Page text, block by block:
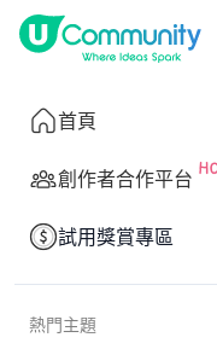
首頁
創作者合作平台
試用獎賞專區
熱門主題